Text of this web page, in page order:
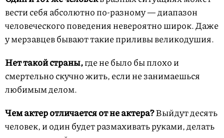
вести себя абсолютно по-разному — диапазон
человеческого поведения невероятно широк. Даже
у мерзавцев бывают такие приливы великодушия.
Нет такой страны,где не было бы плохо и
смертельно скучно жить, если не занимаешься
любимым делом.
Чем актер отличается от не актера?Выйдут десять
человек, и один будет размахивать руками, делать